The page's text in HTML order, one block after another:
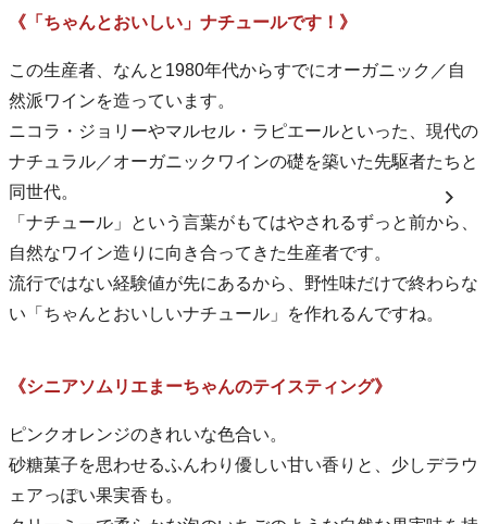
《「ちゃんとおいしい」ナチュールです！》
この生産者、なんと1980年代からすでにオーガニック／自
然派ワインを造っています。
ニコラ・ジョリーやマルセル・ラピエールといった、現代の
ナチュラル／オーガニックワインの礎を築いた先駆者たちと
同世代。
「ナチュール」という言葉がもてはやされるずっと前から、
自然なワイン造りに向き合ってきた生産者です。
流行ではない経験値が先にあるから、野性味だけで終わらな
い「ちゃんとおいしいナチュール」を作れるんですね。
《シニアソムリエまーちゃんのテイスティング》
ピンクオレンジのきれいな色合い。
砂糖菓子を思わせるふんわり優しい甘い香りと、少しデラウ
ェアっぽい果実香も。